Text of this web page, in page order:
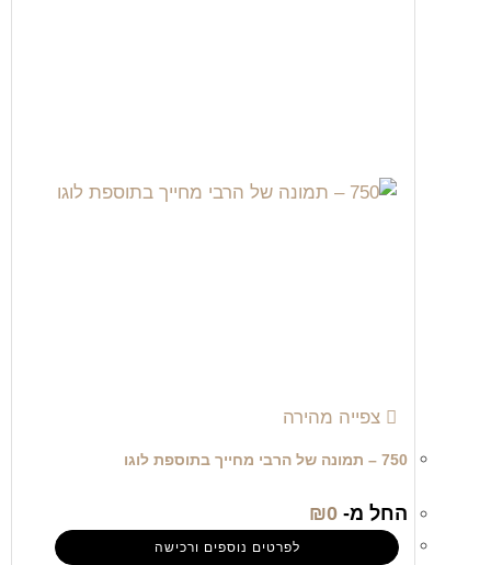
צפייה מהירה
750 – תמונה של הרבי מחייך בתוספת לוגו
החל מ- ₪0
לפרטים נוספים ורכישה